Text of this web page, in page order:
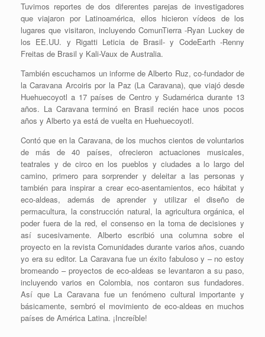
Tuvimos reportes de dos diferentes parejas de investigadores
que viajaron por Latinoamérica, ellos hicieron vídeos de los
lugares que visitaron, incluyendo ComunTierra -Ryan Luckey de
los EE.UU. y Rigatti Leticia de Brasil- y CodeEarth -Renny
Freitas de Brasil y Kali-Vaux de Australia.
También escuchamos un informe de Alberto Ruz, co-fundador de
la Caravana Arcoiris por la Paz (La Caravana), que viajó desde
Huehuecoyotl a 17 países de Centro y Sudamérica durante 13
años. La Caravana terminó en Brasil recién hace unos pocos
años y Alberto ya está de vuelta en Huehuecoyotl.
Contó que en la Caravana, de los muchos cientos de voluntarios
de más de 40 países, ofrecieron actuaciones musicales,
teatrales y de circo en los pueblos y ciudades a lo largo del
camino, primero para sorprender y deleitar a las personas y
también para inspirar a crear eco-asentamientos, eco hábitat y
eco-aldeas, además de aprender y utilizar el diseño de
permacultura, la construcción natural, la agricultura orgánica, el
poder fuera de la red, el consenso en la toma de decisiones y
así sucesivamente. Alberto escribió una columna sobre el
proyecto en la revista Comunidades durante varios años, cuando
yo era su editor. La Caravana fue un éxito fabuloso y – no estoy
bromeando – proyectos de eco-aldeas se levantaron a su paso,
incluyendo varios en Colombia, nos contaron sus fundadores.
Así que La Caravana fue un fenómeno cultural importante y
básicamente, sembró el movimiento de eco-aldeas en muchos
países de América Latina. ¡Increíble!